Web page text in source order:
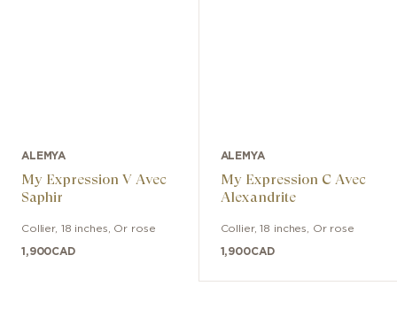
ALEMYA
My Expression V Avec
Saphir
Collier, 18 inches Or rose
1,900CAD
ALEMYA
My Expression C Avec
Alexandrite
Collier,18 inches Or rose
1,900CAD